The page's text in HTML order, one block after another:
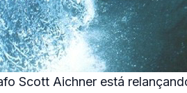
Scott Aichner está